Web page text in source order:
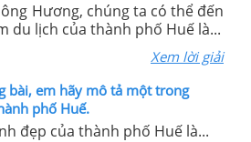
Hương, chúng ta có thể đến
du lịch của thành phố Huế là...
Xem lời giải
bài, em hãy mô tả một trong
phố Huế.
đẹp của thành phố Huế là...